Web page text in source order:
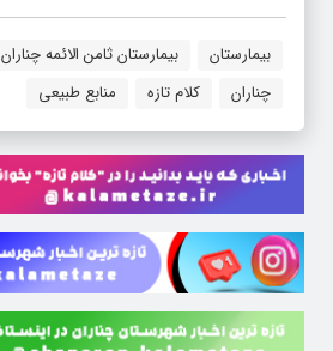
بیمارستان بیمارستان ثامن الائمه چناران
چناران
کلام تازه منابع طبیعی